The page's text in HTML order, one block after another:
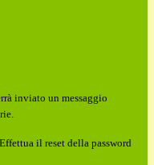
inviato un messaggio
il reset della password